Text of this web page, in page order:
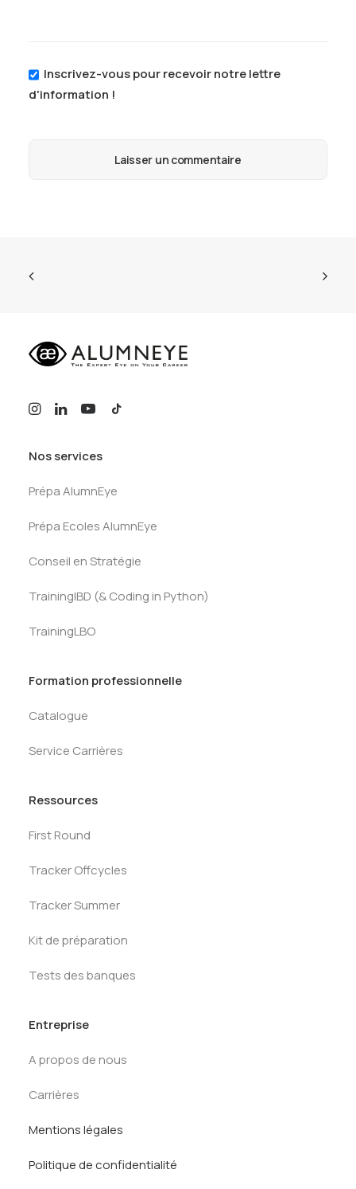
Inscrivez-vous pour recevoir notre lettre
d'information !
Nos services
Prépa AlumnEye
Prépa Ecoles AlumnEye
Conseil en Stratégie
TrainingIBD (& Coding in Python)
TrainingLBO
Formation professionnelle
Catalogue
Service Carrières
Ressources
First Round
Tracker Offcycles
Tracker Summer
Kit de préparation
Tests des banques
Entreprise
A propos de nous
Carrières
Mentions légales
Politique de confidentialité